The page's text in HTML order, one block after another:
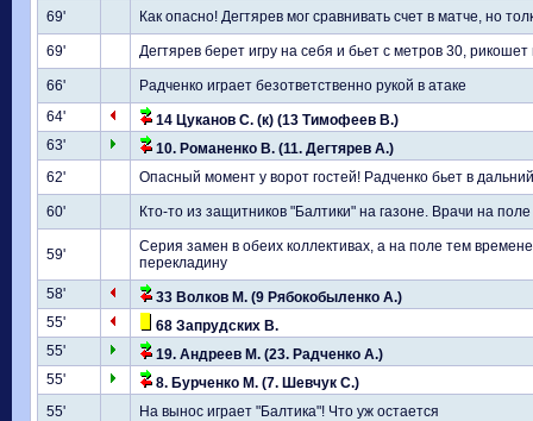
69' Как опасно! Дегтярев мог сравнивать счет в матче, но
69' Дегтярев берет игру на себя и бьет с метров 30, рикошет
66'
Радченко играет безответственно рукой в атаке
64'
14 Цуканов С. (к) (13 Тимофеев В.)
63'
10. Романенко В. (11. Дегтярев А.)
62'
Опасный момент у ворот гостей! Радченко бьет в
60' Кто-то из защитников "Балтики" на газоне. Врачи на поле
59'
Серия замен в обеих коллективах, а на поле тем
перекладину
58'
33 Волков М. (9 Рябокобыленко А.)
55'
68 Запрудских В.
55'
19. Андреев М. (23. Радченко А.)
55'
8. Бурченко М. (7. Шевчук С.)
55'
На вынос играет "Балтика"! Что уж остается